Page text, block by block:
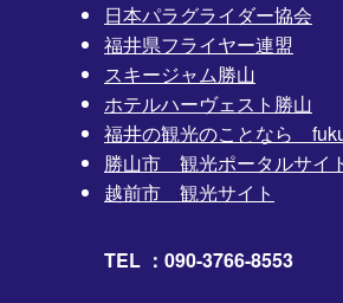
日本パラグライダー協会
福井県フライヤー連盟
スキージャム勝山
ホテルハーヴェスト勝山
福井の観光のことなら
勝山市 観光ポータルサイ
越前市 観光サイト
TEL ：090-3766-8553